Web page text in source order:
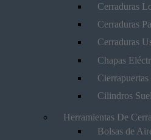
Cerraduras
Cerraduras
Cerraduras
Chapas
Cilindros
Herramientas De
Bolsas de